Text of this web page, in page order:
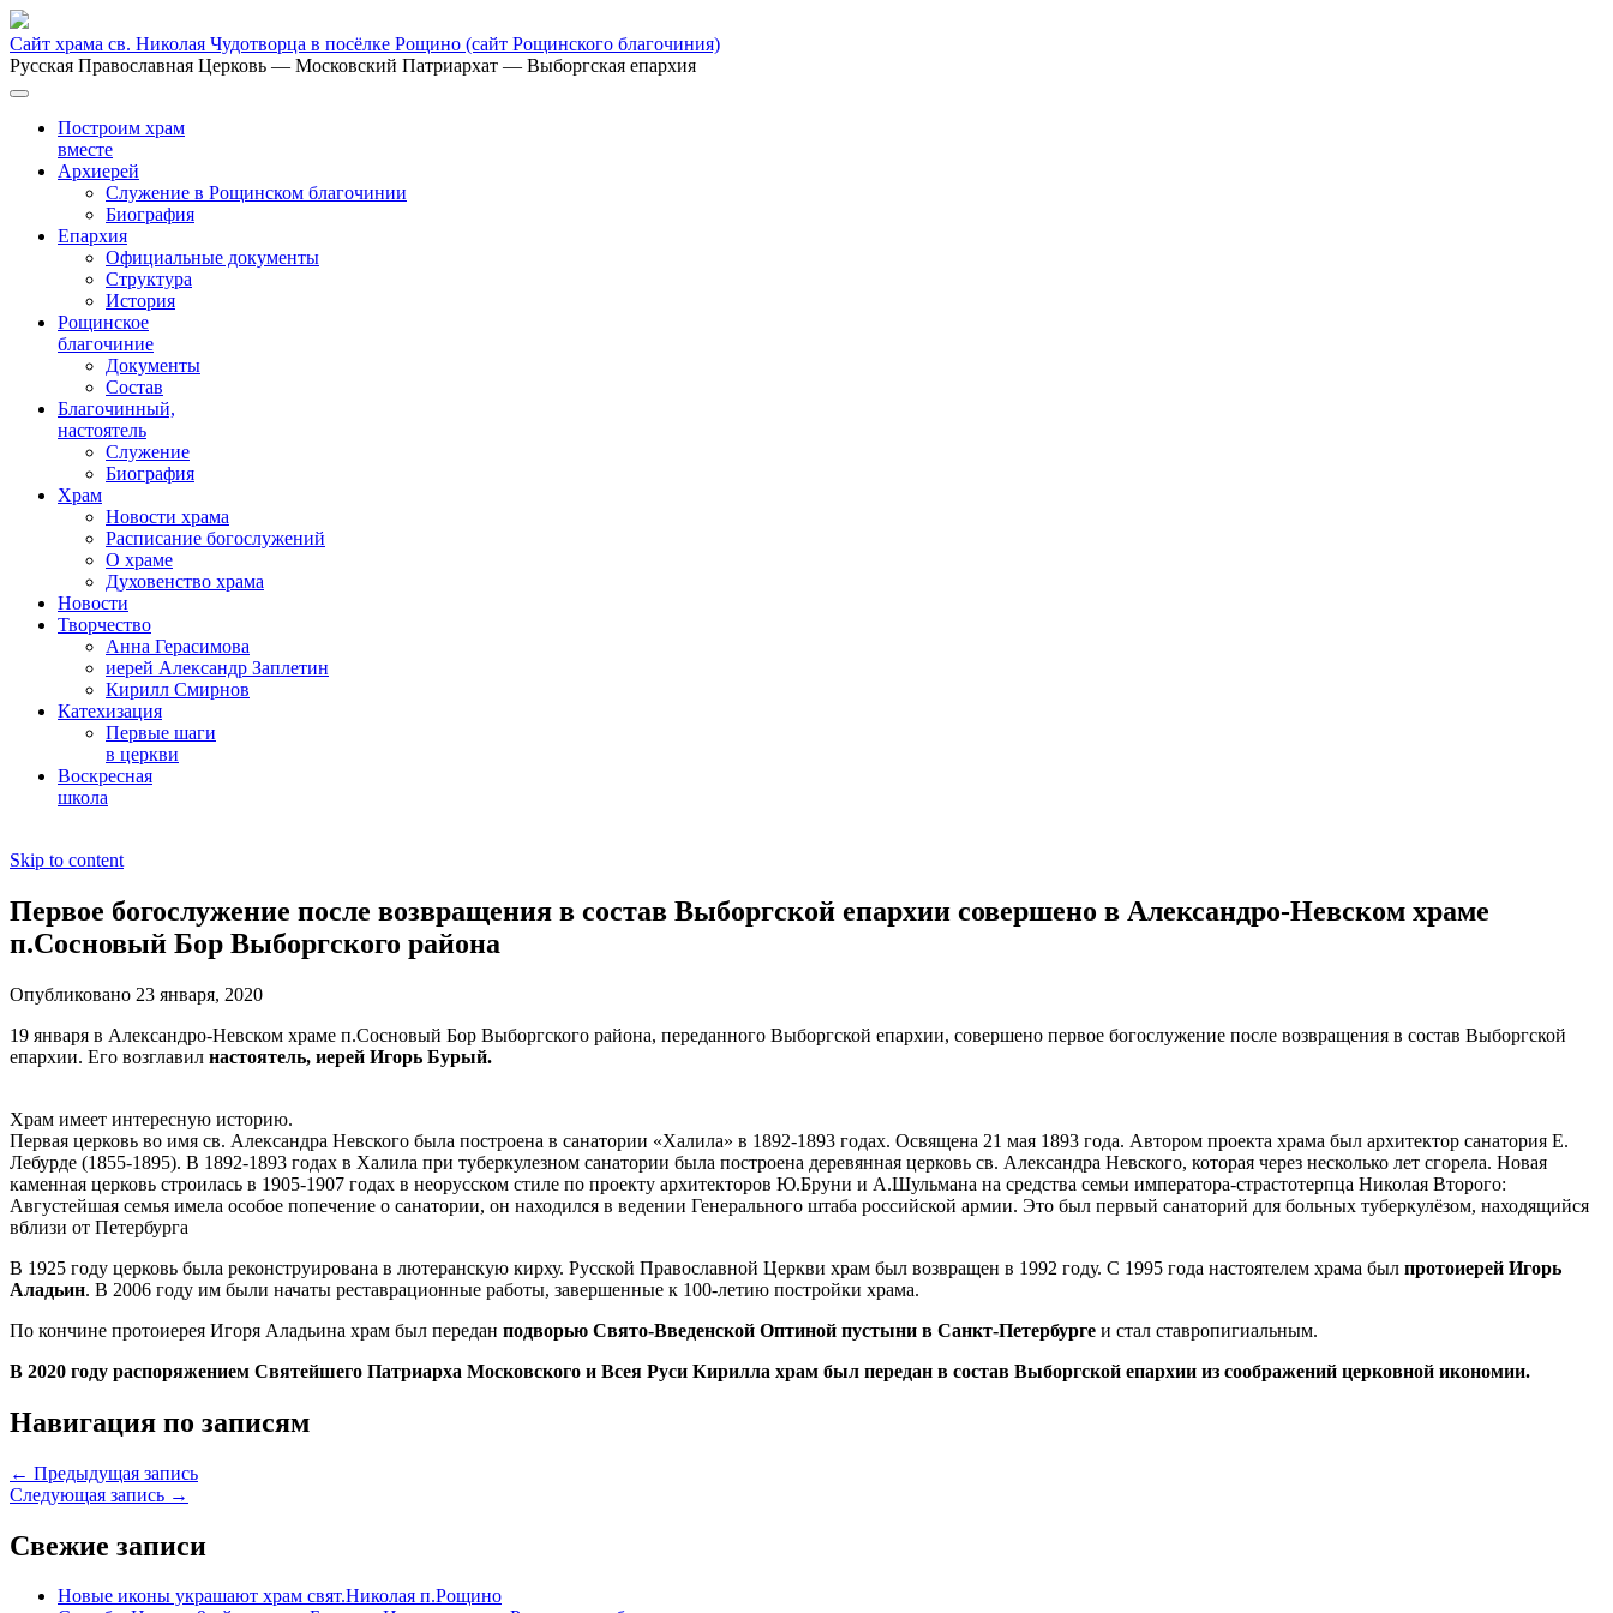
Сайт храма св. Николая Чудотворца в посёлке Рощино (сайт Рощинского благочиния)
Русская Православная Церковь — Московский Патриархат — Выборгская епархия
Построим храм
вместе
Архиерей
Служение в Рощинском благочинии
Биография
Епархия
Официальные документы
Структура
История
Рощинское
благочиние
Документы
Состав
Благочинный,
настоятель
Служение
Биография
Храм
Новости храма
Расписание богослужений
О храме
Духовенство храма
Новости
Творчество
Анна Герасимова
иерей Александр Заплетин
Кирилл Смирнов
Катехизация
Первые шаги
в церкви
Воскресная
школа
Skip to content
Первое богослужение после возвращения в состав Выборгской епархии совершено в Александро-Невском храме
п.Сосновый Бор Выборгского района
Опубликовано 23 января, 2020
19 января в Александро-Невском храме п.Сосновый Бор Выборгского района, переданного Выборгской епархии, совершено первое богослужение после возвращения в состав Выборгской
епархии. Его возглавил настоятель, иерей Игорь Бурый.
Храм имеет интересную историю.
Первая церковь во имя св. Александра Невского была построена в санатории «Халила» в 1892-1893 годах. Освящена 21 мая 1893 года. Автором проекта храма был архитектор санатория Е.
Лебурде (1855-1895). В 1892-1893 годах в Халила при туберкулезном санатории была построена деревянная церковь св. Александра Невского, которая через несколько лет сгорела. Новая
каменная церковь строилась в 1905-1907 годах в неорусском стиле по проекту архитекторов Ю.Бруни и А.Шульмана на средства семьи императора-страстотерпца Николая Второго:
Августейшая семья имела особое попечение о санатории, он находился в ведении Генерального штаба российской армии. Это был первый санаторий для больных туберкулёзом, находящийся
вблизи от Петербурга
В 1925 году церковь была реконструирована в лютеранскую кирху. Русской Православной Церкви храм был возвращен в 1992 году. С 1995 года настоятелем храма был протоиерей Игорь
Аладьин. В 2006 году им были начаты реставрационные работы, завершенные к 100-летию постройки храма.
По кончине протоиерея Игоря Аладьина храм был передан подворью Свято-Введенской Оптиной пустыни в Санкт-Петербурге и стал ставропигиальным.
В 2020 году распоряжением Святейшего Патриарха Московского и Всея Руси Кирилла храм был передан в состав Выборгской епархии из соображений церковной икономии.
Навигация по записям
← Предыдущая запись
Следующая запись →
Свежие записи
Новые иконы украшают храм свят.Николая п.Рощино